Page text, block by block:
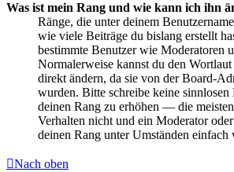
Was ist mein Rang und wie kann ich ihn
Ränge, die unter deinem
wie viele Beiträge du bislang erstellt
bestimmte Benutzer wie Moderatoren
Normalerweise kannst du den
direkt ändern, da sie von der Board-
wurden. Bitte schreibe keine sinnlosen
deinen Rang zu erhöhen — die
Verhalten nicht und ein Moderator
deinen Rang unter Umständen einfach
Nach oben